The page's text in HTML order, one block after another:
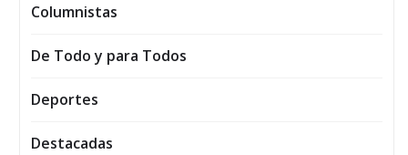
Columnistas
De Todo y para Todos
Deportes
Destacadas